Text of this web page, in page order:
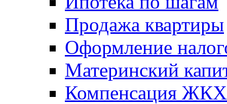
Продажа квартиры
Оформление
Материнский
Компенсация ЖКХ